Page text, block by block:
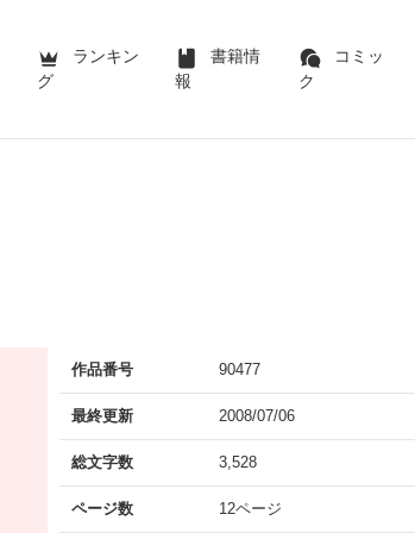
ランキン
グ
書籍情
報
コミッ
ク
作品番号 90477
最終更新 2008/07/06
総文字数 3,528
ページ数 12ページ